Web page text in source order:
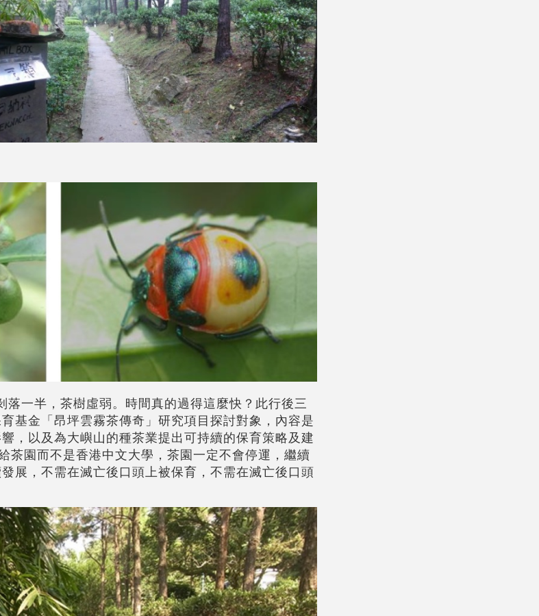
落一半，茶樹虛弱。時間真的過得這麼快？此行後三
基金「昂坪雲霧茶傳奇」研究項目探討對象，內容是
，以及為大嶼山的種茶業提出可持續的保育策略及建
茶園而不是香港中文大學，茶園一定不會停運，繼續
展，不需在滅亡後口頭上被保育，不需在滅亡後口頭